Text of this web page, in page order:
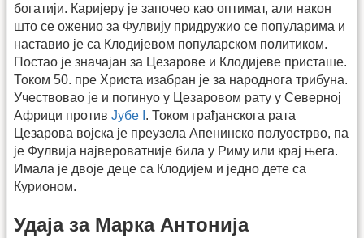
богатији. Каријеру је започео као оптимат, али након
што се оженио за Фулвију придружио се популарима и
наставио је са Клодијевом популарском политиком.
Постао је значајан за Цезарове и Клодијеве присташе.
Током 50. пре Христа изабран је за народнога трибуна.
Учествовао је и погинуо у Цезаровом рату у Северној
Африци против Јубе I . Током грађанскога рата
Цезарова војска је преузела Апенинско полуострво, па
је Фулвија највероватније била у Риму или крај њега.
Имала је двоје деце са Клодијем и једно дете са
Курионом.
Удаја за Марка Антонија